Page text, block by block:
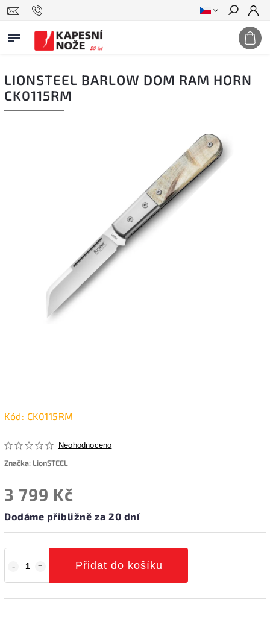
Hledat
LIONSTEEL BARLOW DOM RAM HORN
CK0115RM
Kód: CK0115RM
Neohodnoceno
Značka: LionSTEEL
3 799 Kč
Dodáme přibližně za 20 dní
Přidat do košíku